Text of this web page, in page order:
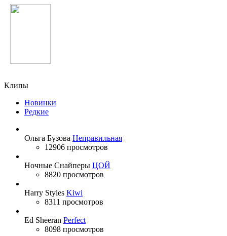
Клипы
Новинки
Редкие
Ольга Бузова Неправильная
12906 просмотров
Ночные Снайперы ЦОЙ
8820 просмотров
Harry Styles Kiwi
8311 просмотров
Ed Sheeran Perfect
8098 просмотров